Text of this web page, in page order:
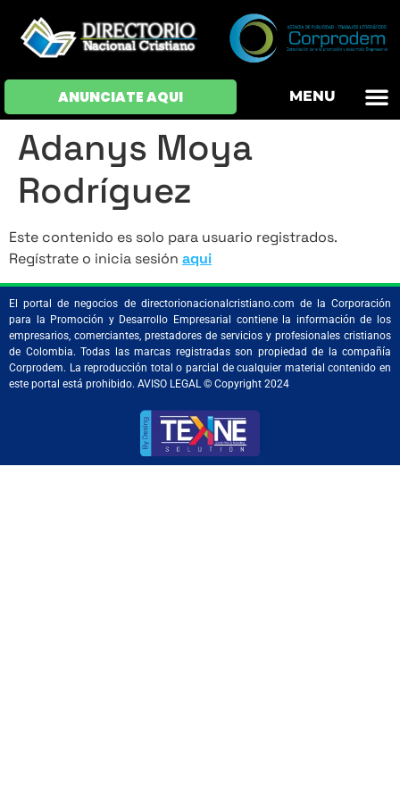
ANUNCIATE AQUI MENU
Adanys Moya
Rodríguez
Este contenido es solo para usuario registrados.
Regístrate o inicia sesión aqui
El portal de negocios de directorionacionalcristiano.com de la Corporación
para la Promoción y Desarrollo Empresarial contiene la información de los
empresarios, comerciantes, prestadores de servicios y profesionales cristianos
de Colombia. Todas las marcas registradas son propiedad de la compañía
Corprodem. La reproducción total o parcial de cualquier material contenido en
este portal está prohibido. AVISO LEGAL © Copyright 2024